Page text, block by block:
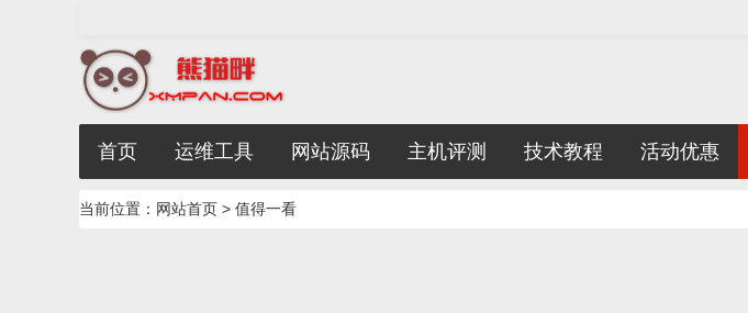
首页 运维工具 网站源码 主机评测 技术教程 活动优惠
当前位置： 网站首页 > 值得一看